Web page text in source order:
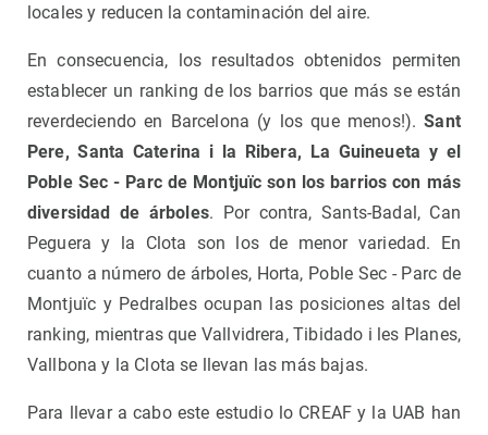
locales y reducen la contaminación del aire.
En consecuencia, los resultados obtenidos permiten
establecer un ranking de los barrios que más se están
reverdeciendo en Barcelona (y los que menos!). Sant
Pere, Santa Caterina i la Ribera, La Guineueta y el
Poble Sec - Parc de Montjuïc son los barrios con más
diversidad de árboles. Por contra, Sants-Badal, Can
Peguera y la Clota son los de menor variedad. En
cuanto a número de árboles, Horta, Poble Sec - Parc de
Montjuïc y Pedralbes ocupan las posiciones altas del
ranking, mientras que Vallvidrera, Tibidado i les Planes,
Vallbona y la Clota se llevan las más bajas.
Para llevar a cabo este estudio lo CREAF y la UAB han